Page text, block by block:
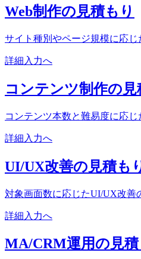
Web制作の見積もり
サイト種別やページ規模に応じ
詳細入力へ
コンテンツ制作の見
コンテンツ本数と難易度に応じ
詳細入力へ
UI/UX改善の見積も
対象画面数に応じたUI/UX改善
詳細入力へ
MA/CRM運用の見積